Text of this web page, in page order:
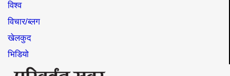
विश्व
विचार/ब्लग
खेलकुद
भिडियो